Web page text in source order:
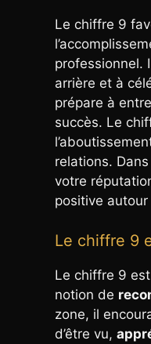
Le chiffre 9
professionnel.
arrière et à
prépare à
succès. Le
relations.
votre
positive
Le chiffre 9
Le chiffre 9
notion de
zone, il
d’être vu,